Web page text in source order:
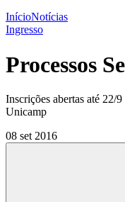
InícioNotícias
Ingresso
Processos
Inscrições abertas até 22/
Unicamp
08 set 2016